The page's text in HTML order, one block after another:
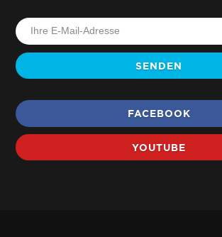
SENDEN
FACEBOOK
YOUTUBE